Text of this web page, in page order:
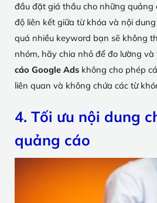
đầu đặt giá thầu cho những quảng
độ liên kết giữa từ khóa và nội
quá nhiều keyword bạn sẽ không
nhóm, hãy chia nhỏ để đo lường và
cáo Google Ads không cho phép
liên quan và không chứa các từ
4. Tối ưu nội dung
quảng cáo